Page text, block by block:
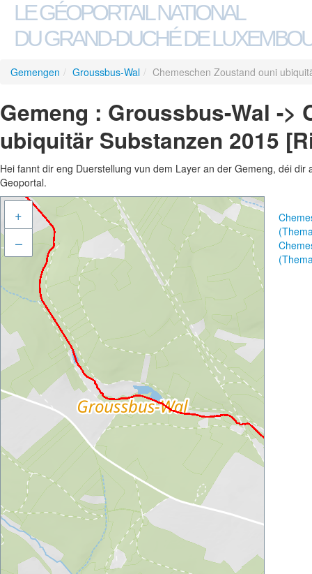
LE GÉOPORTAIL NATIONAL
DU GRAND-DUCHÉ DE
Gemengen / Groussbus-Wal / Chemeschen Zoustand ouni
Gemeng : Groussbus-Wal ->
ubiquitär Substanzen 2015
Hei fannt dir eng Duerstellung vun dem Layer an der Gemeng, déi
Geoportal.
+
–